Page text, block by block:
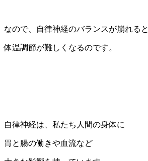
なので、自律神経のバランスが崩れると
体温調節が難しくなるのです。
自律神経は、私たち人間の身体に
胃と腸の働きや血流など